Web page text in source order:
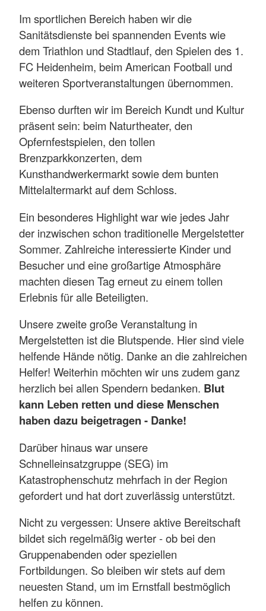
Im sportlichen Bereich haben wir die
Sanitätsdienste bei spannenden Events wie
dem Triathlon und Stadtlauf, den Spielen des 1.
FC Heidenheim, beim American Football und
weiteren Sportveranstaltungen übernommen.
Ebenso durften wir im Bereich Kundt und Kultur
präsent sein: beim Naturtheater, den
Opfernfestspielen, den tollen
Brenzparkkonzerten, dem
Kunsthandwerkermarkt sowie dem bunten
Mittelaltermarkt auf dem Schloss.
Ein besonderes Highlight war wie jedes Jahr
der inzwischen schon traditionelle Mergelstetter
Sommer. Zahlreiche interessierte Kinder und
Besucher und eine großartige Atmosphäre
machten diesen Tag erneut zu einem tollen
Erlebnis für alle Beteiligten.
Unsere zweite große Veranstaltung in
Mergelstetten ist die Blutspende. Hier sind viele
helfende Hände nötig. Danke an die zahlreichen
Helfer! Weiterhin möchten wir uns zudem ganz
herzlich bei allen Spendern bedanken. Blut
kann Leben retten und diese Menschen
haben dazu beigetragen - Danke!
Darüber hinaus war unsere
Schnelleinsatzgruppe (SEG) im
Katastrophenschutz mehrfach in der Region
gefordert und hat dort zuverlässig unterstützt.
Nicht zu vergessen: Unsere aktive Bereitschaft
bildet sich regelmäßig werter - ob bei den
Gruppenabenden oder speziellen
Fortbildungen. So bleiben wir stets auf dem
neuesten Stand, um im Ernstfall bestmöglich
helfen zu können.